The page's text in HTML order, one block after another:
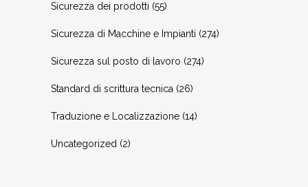
Sicurezza dei prodotti (55)
Sicurezza di Macchine e Impianti (274)
Sicurezza sul posto di lavoro (274)
Standard di scrittura tecnica (26)
Traduzione e Localizzazione (14)
Uncategorized (2)